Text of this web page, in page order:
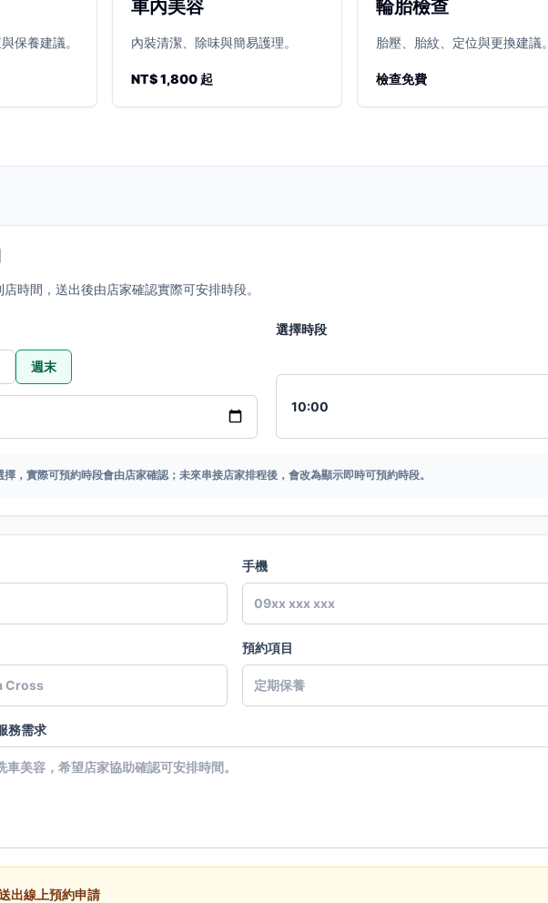
保養建議。
車內美容
內裝清潔、除味與簡易護理。
NT$ 1,800 起
輪胎檢查
胎壓、胎紋、定位與更換建議。
檢查免費
時間，送出後由店家確認實際可安排時段。
週末
選擇時段
擇，實際可預約時段會由店家確認；未來串接店家排程後，會改為顯示即時可預約時段。
手機
預約項目
務需求
出線上預約申請